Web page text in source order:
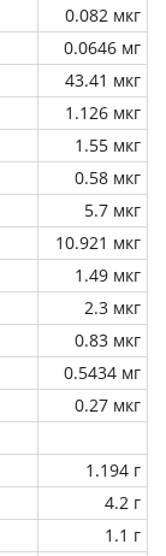
0.082 мкг
0.0646 мг
43.41 мкг
1.126 мкг
1.55 мкг
0.58 мкг
5.7 мкг
10.921 мкг
1.49 мкг
2.3 мкг
0.83 мкг
0.5434 мг
0.27 мкг
1.194 г
4.2 г
1.1 г